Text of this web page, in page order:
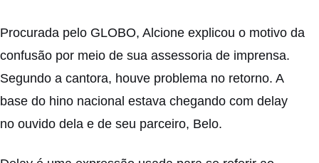
Procurada pelo GLOBO, Alcione explicou o motivo da
confusão por meio de sua assessoria de imprensa.
Segundo a cantora, houve problema no retorno. A
base do hino nacional estava chegando com delay
no ouvido dela e de seu parceiro, Belo.